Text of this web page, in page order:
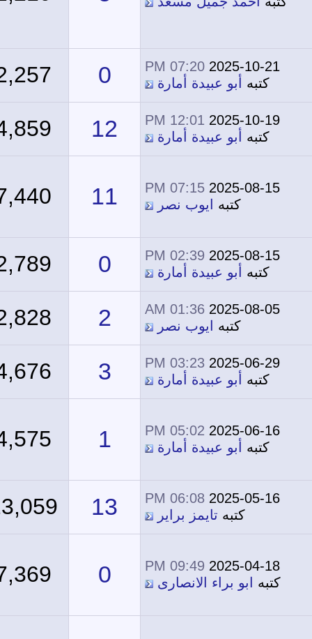
2025-10-21
07:20 PM
كتبهأبو عبيدة أمارة 2,257
2025-10-19
12:01 PM
كتبهأبو عبيدة أمارة 12
4,859
2025-08-15
07:15 PM
كتبهايوب نصر 11
7,440
2025-08-15
02:39 PM
كتبهأبو عبيدة أمارة 2,789
2025-08-05
01:36 AM
كتبهايوب نصر 2,828
2025-06-29
03:23 PM
كتبهأبو عبيدة أمارة 4,676
2025-06-16
05:02 PM
كتبهأبو عبيدة أمارة 4,575
2025-05-16
06:08 PM
كتبهتايمز براير 13
23,059
2025-04-18
09:49 PM
كتبهابو براء الانصارى 7,369